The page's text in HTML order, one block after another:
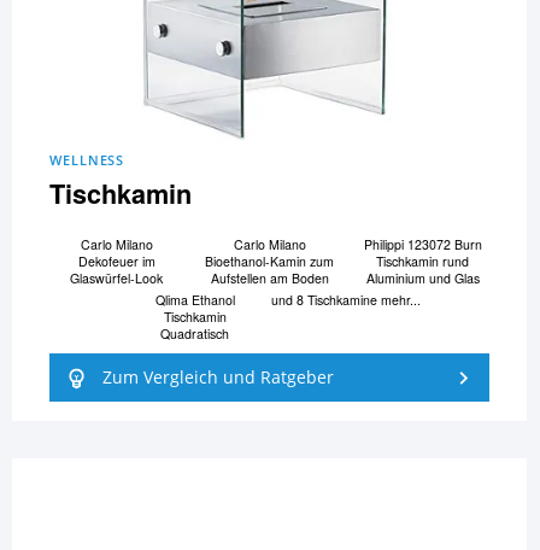
WELLNESS
Tischkamin
Carlo Milano
Dekofeuer im
Glaswürfel-Look
Carlo Milano
Bioethanol-Kamin zum
Aufstellen am Boden
Philippi 123072 Burn
Tischkamin rund
Aluminium und Glas
Qlima Ethanol
Tischkamin
Quadratisch
und 8 Tischkamine mehr...
Zum Vergleich und Ratgeber